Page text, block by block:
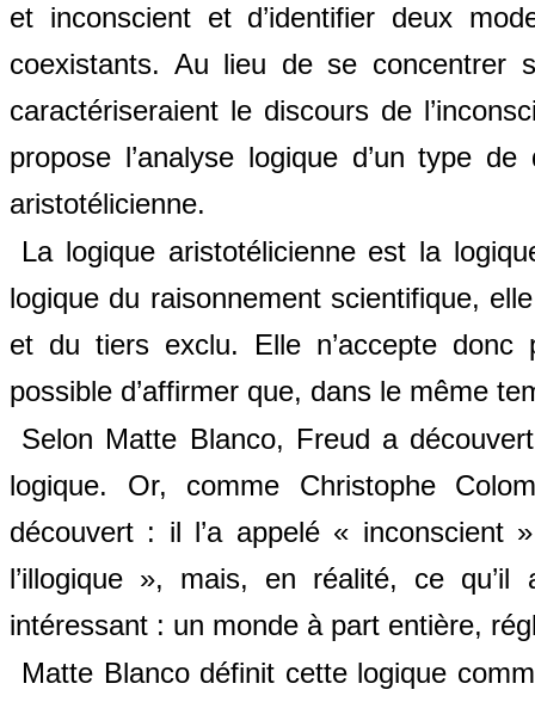
et inconscient et d’identifier deux
coexistants. Au lieu de se concentrer
caractériseraient le discours de
propose l’analyse logique d’un type
aristotélicienne.
La logique aristotélicienne est la
logique du raisonnement scientifique,
et du tiers exclu. Elle n’accepte
possible d’affirmer que, dans le même
Selon Matte Blanco, Freud a
logique. Or, comme Christophe
découvert : il l’a appelé « inconscient
l’illogique », mais, en réalité, ce
intéressant : un monde à part entière,
Matte Blanco définit cette logique